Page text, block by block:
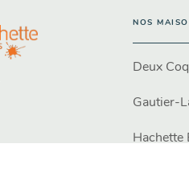
NOS
Deux
Gautier-
Hachette